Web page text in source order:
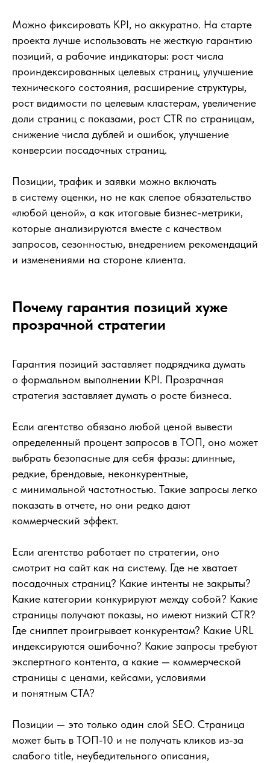
Можно фиксировать KPI, но аккуратно. На старте
проекта лучше использовать не жесткую гарантию
позиций, а рабочие индикаторы: рост числа
проиндексированных целевых страниц, улучшение
технического состояния, расширение структуры,
рост видимости по целевым кластерам, увеличение
доли страниц с показами, рост CTR по страницам,
снижение числа дублей и ошибок, улучшение
конверсии посадочных страниц.
Позиции, трафик и заявки можно включать
в систему оценки, но не как слепое обязательство
«любой ценой», а как итоговые бизнес-метрики,
которые анализируются вместе с качеством
запросов, сезонностью, внедрением рекомендаций
и изменениями на стороне клиента.
Почему гарантия позиций хуже
прозрачной стратегии
Гарантия позиций заставляет подрядчика думать
о формальном выполнении KPI. Прозрачная
стратегия заставляет думать о росте бизнеса.
Если агентство обязано любой ценой вывести
определенный процент запросов в ТОП, оно может
выбрать безопасные для себя фразы: длинные,
редкие, брендовые, неконкурентные,
с минимальной частотностью. Такие запросы легко
показать в отчете, но они редко дают
коммерческий эффект.
Если агентство работает по стратегии, оно
смотрит на сайт как на систему. Где не хватает
посадочных страниц? Какие интенты не закрыты?
Какие категории конкурируют между собой? Какие
страницы получают показы, но имеют низкий CTR?
Где сниппет проигрывает конкурентам? Какие URL
индексируются ошибочно? Какие запросы требуют
экспертного контента, а какие — коммерческой
страницы с ценами, кейсами, условиями
и понятным CTA?
Позиции — это только один слой SEO. Страница
может быть в ТОП-10 и не получать кликов из-за
слабого title, неубедительного описания,